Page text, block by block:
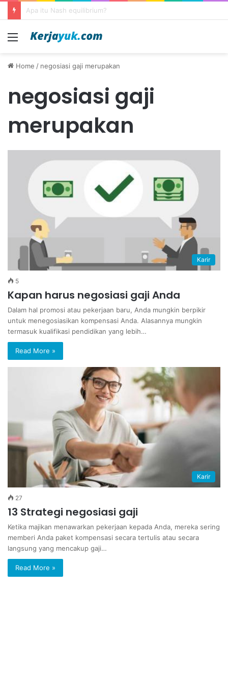
Pengertian pasar persaingan sempurna
Menu
Home / negosiasi gaji merupakan
negosiasi gaji
merupakan
Karir
5
Kapan harus negosiasi gaji Anda
Dalam hal promosi atau pekerjaan baru, Anda mungkin berpikir
untuk menegosiasikan kompensasi Anda. Alasannya mungkin
termasuk kualifikasi pendidikan yang lebih…
Read More »
Karir
27
13 Strategi negosiasi gaji
Ketika majikan menawarkan pekerjaan kepada Anda, mereka sering
memberi Anda paket kompensasi secara tertulis atau secara
langsung yang mencakup gaji…
Read More »